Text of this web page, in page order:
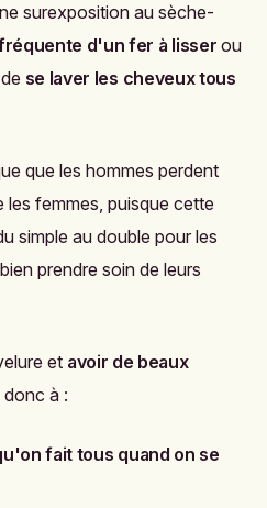
surexposition au sèche-
d'un fer à lisserou
se laver les cheveux tous
que les hommes perdent
femmes, puisque cette
simple au double pour les
prendre soin de leurs
et avoir de beaux
à :
fait tous quand on se